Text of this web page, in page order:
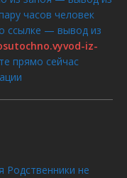
часов человек
ссылке — вывод из
iz-
прямо сейчас
Родственники не